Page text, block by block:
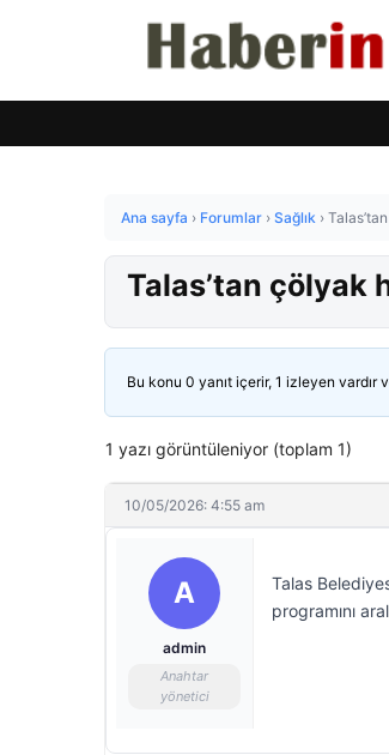
Ana sayfa › Forumlar › Sağlık ›
Talas’tan çölyak
Bu konu 0 yanıt içerir, 1 izleyen vardır
1 yazı görüntüleniyor (toplam 1)
10/05/2026: 4:55 am
A
admin
Anahtar
yönetici
Talas
programını